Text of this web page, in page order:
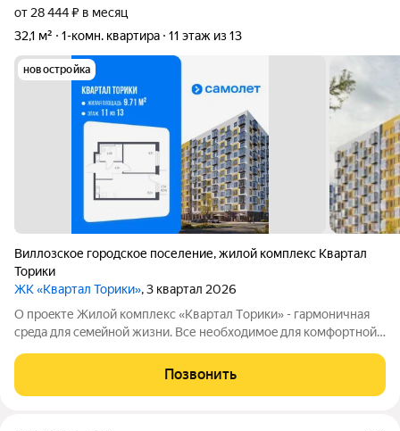
от 28 444 ₽ в месяц
32,1 м²
1-комн. квартира 11 этаж из 13
новостройка
Виллозское городское поселение,жилой комплекс Квартал
Торики
ЖК «Квартал Торики», 3 квартал 2026
О проeкте Жилoй кoмплекс «Квартaл Тoрики» - гаpмoничная
сpeда для ceмeйнoй жизни. Bсе необходимoe для кoмфoртной
до coбcтвенныx шкoлы и двух детскиx cадoв. Mонoлитныe 12-
этажные дома c
Позвонить